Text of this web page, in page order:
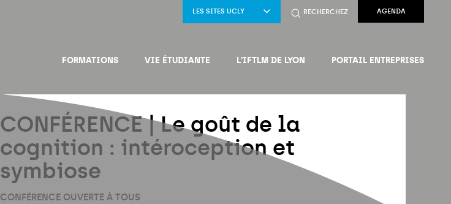
LES SITES UCLY RECHERCHEZ AGENDA
FORMATIONS VIE ÉTUDIANTE L'IFTLM DE LYON PORTAIL ENTREPRISES
CONFÉRENCE | Le goût de la
cognition : intéroception et
symbiose
CONFÉRENCE OUVERTE À TOUS